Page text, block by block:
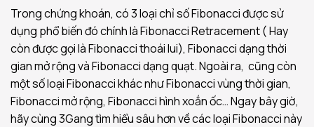
Trong chứng khoán, có 3 loại chỉ số Fibonacci được sử
dụng phổ biến đó chính là Fibonacci Retracement ( Hay
còn được gọi là Fibonacci thoái lui), Fibonacci dạng thời
gian mở rộng và Fibonacci dạng quạt. Ngoài ra, cũng còn
một số loại Fibonacci khác như Fibonacci vùng thời gian,
Fibonacci mở rộng, Fibonacci hình xoắn ốc… Ngay bây giờ,
hãy cùng 3Gang tìm hiểu sâu hơn về các loại Fibonacci này